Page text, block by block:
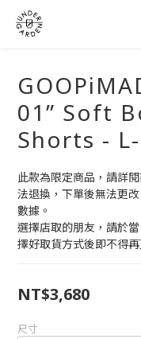
01” Soft
Shorts -
此款為限定商品，請詳
法退換，下單後無法更
數據。
選擇店取的朋友，請於
擇好取貨方式後即不得再
NT$3,680
尺寸